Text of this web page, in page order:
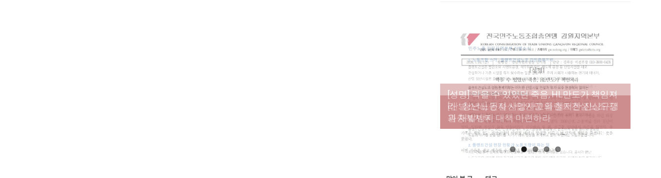
[성명] 막을 수 있었던 죽음, HL만도가 책임져
라 : 청년노동자 사망사고의 철저한 진상규명
과 재발방지 대책 마련하라
[산별소식] 건설산업연맹 플랜트건설노조 강
원충북지부
[강릉,속초,원주,춘천] 폭염감시단 사업 이모저
모
[조합원☆인터뷰] 서비스연맹 전국학교비정
규직노동조합 강원지부 김유미 춘천지회장
[본부소식] 강원지역 노동자 합창단 모임